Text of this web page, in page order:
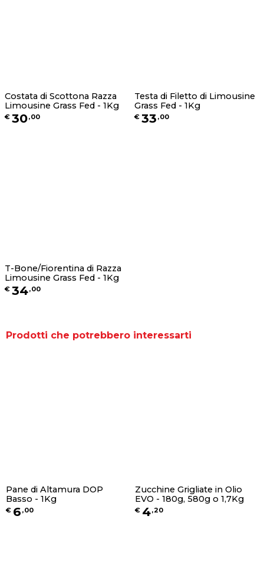
Costata di Scottona Razza
Limousine Grass Fed - 1Kg
€ 30,00
Testa di Filetto di Limousine
Grass Fed - 1Kg
€ 33 ,00
T-Bone/Fiorentina di Razza
Limousine Grass Fed - 1Kg
€ 34,00
Prodotti che potrebbero interessarti
Pane di Altamura DOP
Basso - 1Kg
€ 6 ,00
Zucchine Grigliate in Olio
EVO - 180g, 580g o 1,7Kg
€ 4,20